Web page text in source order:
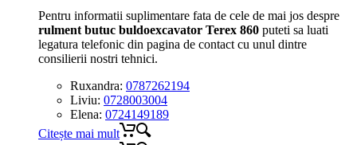
Pentru informatii suplimentare fata de cele de mai jos despre
rulment butuc buldoexcavator Terex 860 puteti sa luati
legatura telefonic din pagina de contact cu unul dintre
consilierii nostri tehnici.
Ruxandra: 0787262194
Liviu: 0728003004
Elena: 0724149189
Citește mai mult